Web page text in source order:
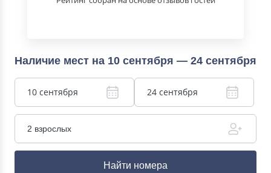
Наличие мест на 10 сентября — 24 сентября
10 сентября 24 сентября
2 взрослых
Найти номера